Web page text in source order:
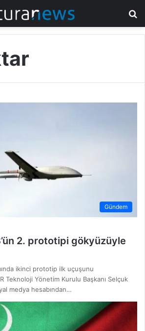
Gündem
2. prototipi gökyüzüyle
ikinci prototip ilk uçuşunu
Teknoloji Yönetim Kurulu Başkanı Selçuk
medya hesabından…